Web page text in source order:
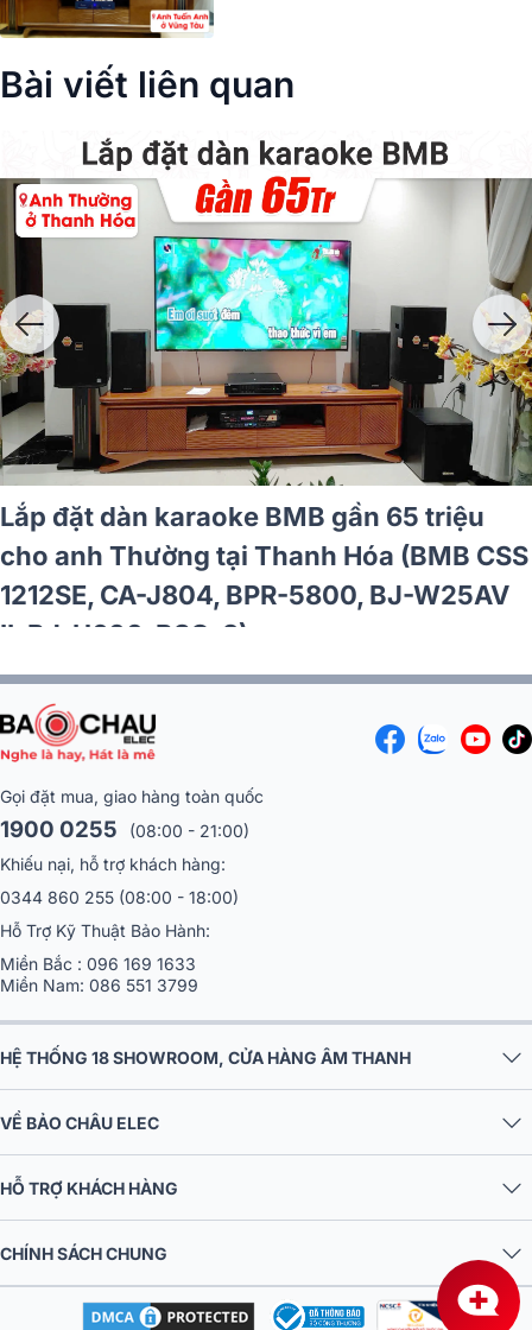
Bài viết liên quan
Lắp đặt dàn karaoke BMB gần 65 triệu
cho anh Thường tại Thanh Hóa (BMB CSS
1212SE, CA-J804, BPR-5800, BJ-W25AV
II, BJ-U600, BSQ-8)
Gọi đặt mua, giao hàng toàn quốc
1900 0255
(08:00 - 21:00)
Khiếu nại, hỗ trợ khách hàng:
0344 860 255 (08:00 - 18:00)
Hỗ Trợ Kỹ Thuật Bảo Hành:
Miền Bắc : 096 169 1633
Miền Nam: 086 551 3799
HỆ THỐNG 18 SHOWROOM, CỬA HÀNG ÂM THANH
VỀ BẢO CHÂU ELEC
HỖ TRỢ KHÁCH HÀNG
CHÍNH SÁCH CHUNG